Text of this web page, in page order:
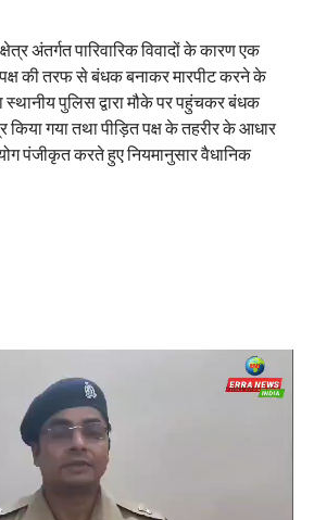
अंतर्गत पारिवारिक विवादों के कारण एक
की तरफ से बंधक बनाकर मारपीट करने के
स्थानीय पुलिस द्वारा मौके पर पहुंचकर बंधक
किया गया तथा पीड़ित पक्ष के तहरीर के आधार
पंजीकृत करते हुए नियमानुसार वैधानिक